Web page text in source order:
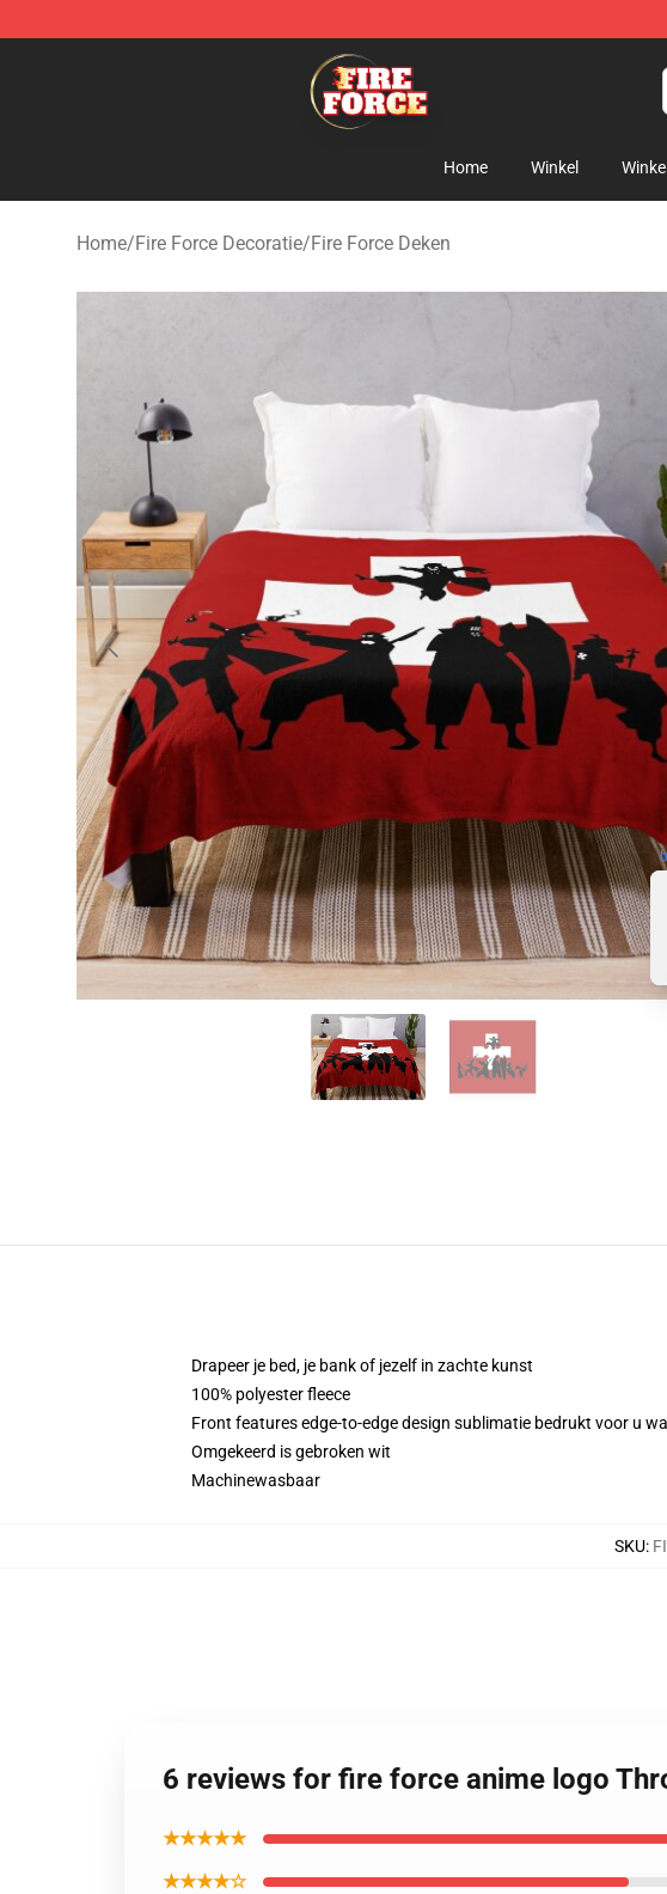
Fire Force Store - Official Fire Force Merchandise Shop
Home Winkel
Home/Fire Force Decoratie/Fire Force Deken
Drapeer je bed, je bank of jezelf in zachte kunst
100% polyester fleece
Front features edge-to-edge design sublimatie bedrukt voor u
Omgekeerd is gebroken wit
Machinewasbaar
SKU:
6 reviews for fire force anime logo
★★★★★
★★★★☆